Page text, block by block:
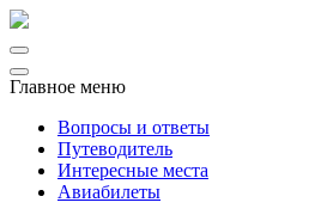
Главное меню
Вопросы и ответы
Путеводитель
Интересные места
Авиабилеты